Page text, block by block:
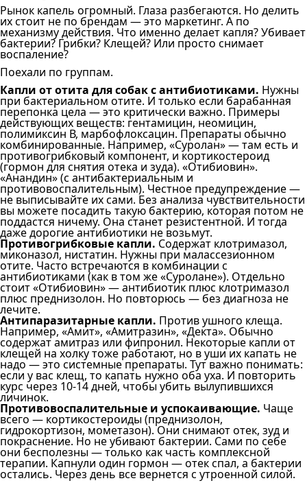
Рынок капель огромный. Глаза разбегаются. Но делить
их стоит не по брендам — это маркетинг. А по
механизму действия. Что именно делает капля? Убивает
бактерии? Грибки? Клещей? Или просто снимает
воспаление?
Поехали по группам.
Капли от отита для собак с антибиотиками. Нужны
при бактериальном отите. И только если барабанная
перепонка цела — это критически важно. Примеры
действующих веществ: гентамицин, неомицин,
полимиксин В, марбофлоксацин. Препараты обычно
комбинированные. Например, «Суролан» — там есть и
противогрибковый компонент, и кортикостероид
(гормон для снятия отека и зуда). «Отибиовин».
«Анандин» (с антибактериальным и
противовоспалительным). Честное предупреждение —
не выписывайте их сами. Без анализа чувствительности
вы можете посадить такую бактерию, которая потом не
поддастся ничему. Она станет резистентной. И тогда
даже дорогие антибиотики не возьмут.
Противогрибковые капли. Содержат клотримазол,
миконазол, нистатин. Нужны при малассезионном
отите. Часто встречаются в комбинации с
антибиотиками (как в том же «Суролане»). Отдельно
стоит «Отибиовин» — антибиотик плюс клотримазол
плюс преднизолон. Но повторюсь — без диагноза не
лечите.
Антипаразитарные капли. Против ушного клеща.
Например, «Амит», «Амитразин», «Декта». Обычно
содержат амитраз или фипронил. Некоторые капли от
клещей на холку тоже работают, но в уши их капать не
надо — это системные препараты. Тут важно понимать:
если у вас клещ, то капать нужно оба уха. И повторить
курс через 10-14 дней, чтобы убить вылупившихся
личинок.
Противовоспалительные и успокаивающие. Чаще
всего — кортикостероиды (преднизолон,
гидрокортизон, мометазон). Они снимают отек, зуд и
покраснение. Но не убивают бактерии. Сами по себе
они бесполезны — только как часть комплексной
терапии. Капнули один гормон — отек спал, а бактерии
остались. Через день все вернется с утроенной силой.